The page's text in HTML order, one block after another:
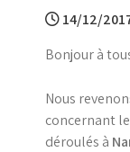
14/12/
Bonjour à
Nous
concernant
déroulés à